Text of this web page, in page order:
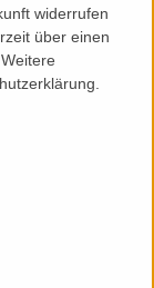
widerrufen
über einen